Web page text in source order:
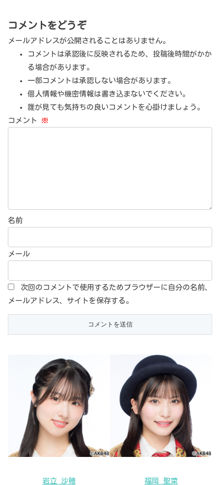
コメントをどうぞ
メールアドレスが公開されることはありません。
コメントは承認後に反映されるため、投稿後時間がかか
る場合があります。
一部コメントは承認しない場合があります。
個人情報や機密情報は書き込まないでください。
誰が見ても気持ちの良いコメントを心掛けましょう。
コメント ※
名前
メール
次回のコメントで使用するためブラウザーに自分の名前、
メールアドレス、サイトを保存する。
岩立 沙穂 福岡 聖菜